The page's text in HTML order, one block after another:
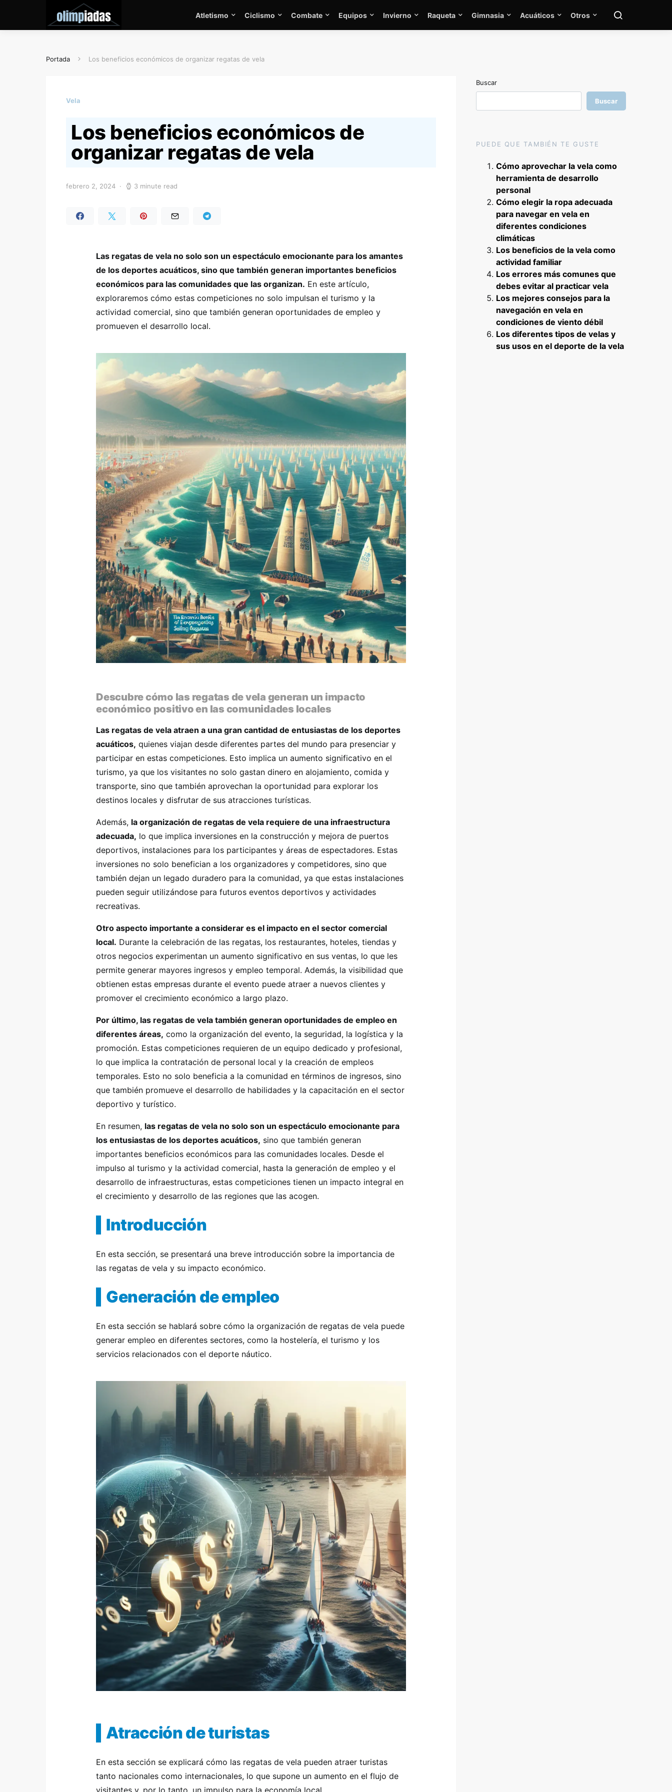
Atletismo Ciclismo Combate Equipos Invierno Raqueta Gimnasia Acuáticos Otros
Portada Los beneficios económicos de organizar regatas de vela
Vela
Los beneficios económicos de
organizar regatas de vela
febrero 2, 2024 3 minute read
Las regatas de vela no solo son un espectáculo emocionante para los amantes
de los deportes acuáticos, sino que también generan importantes beneficios
económicos para las comunidades que las organizan. En este artículo,
exploraremos cómo estas competiciones no solo impulsan el turismo y la
actividad comercial, sino que también generan oportunidades de empleo y
promueven el desarrollo local.
Descubre cómo las regatas de vela generan un impacto
económico positivo en las comunidades locales
Las regatas de vela atraen a una gran cantidad de entusiastas de los deportes
acuáticos, quienes viajan desde diferentes partes del mundo para presenciar y
participar en estas competiciones. Esto implica un aumento significativo en el
turismo, ya que los visitantes no solo gastan dinero en alojamiento, comida y
transporte, sino que también aprovechan la oportunidad para explorar los
destinos locales y disfrutar de sus atracciones turísticas.
Además, la organización de regatas de vela requiere de una infraestructura
adecuada, lo que implica inversiones en la construcción y mejora de puertos
deportivos, instalaciones para los participantes y áreas de espectadores. Estas
inversiones no solo benefician a los organizadores y competidores, sino que
también dejan un legado duradero para la comunidad, ya que estas instalaciones
pueden seguir utilizándose para futuros eventos deportivos y actividades
recreativas.
Otro aspecto importante a considerar es el impacto en el sector comercial
local. Durante la celebración de las regatas, los restaurantes, hoteles, tiendas y
otros negocios experimentan un aumento significativo en sus ventas, lo que les
permite generar mayores ingresos y empleo temporal. Además, la visibilidad que
obtienen estas empresas durante el evento puede atraer a nuevos clientes y
promover el crecimiento económico a largo plazo.
Por último, las regatas de vela también generan oportunidades de empleo en
diferentes áreas, como la organización del evento, la seguridad, la logística y la
promoción. Estas competiciones requieren de un equipo dedicado y profesional,
lo que implica la contratación de personal local y la creación de empleos
temporales. Esto no solo beneficia a la comunidad en términos de ingresos, sino
que también promueve el desarrollo de habilidades y la capacitación en el sector
deportivo y turístico.
En resumen, las regatas de vela no solo son un espectáculo emocionante para
los entusiastas de los deportes acuáticos, sino que también generan
importantes beneficios económicos para las comunidades locales. Desde el
impulso al turismo y la actividad comercial, hasta la generación de empleo y el
desarrollo de infraestructuras, estas competiciones tienen un impacto integral en
el crecimiento y desarrollo de las regiones que las acogen.
Introducción
En esta sección, se presentará una breve introducción sobre la importancia de
las regatas de vela y su impacto económico.
Generación de empleo
En esta sección se hablará sobre cómo la organización de regatas de vela puede
generar empleo en diferentes sectores, como la hostelería, el turismo y los
servicios relacionados con el deporte náutico.
Atracción de turistas
En esta sección se explicará cómo las regatas de vela pueden atraer turistas
tanto nacionales como internacionales, lo que supone un aumento en el flujo de
visitantes y, por lo tanto, un impulso para la economía local.
Buscar
Buscar
PUEDE QUE TAMBIÉN TE GUSTE
Cómo aprovechar la vela como
herramienta de desarrollo
personal
Cómo elegir la ropa adecuada
para navegar en vela en
diferentes condiciones
climáticas
Los beneficios de la vela como
actividad familiar
Los errores más comunes que
debes evitar al practicar vela
Los mejores consejos para la
navegación en vela en
condiciones de viento débil
Los diferentes tipos de velas y
sus usos en el deporte de la vela